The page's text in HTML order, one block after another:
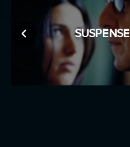
SUSPENSE